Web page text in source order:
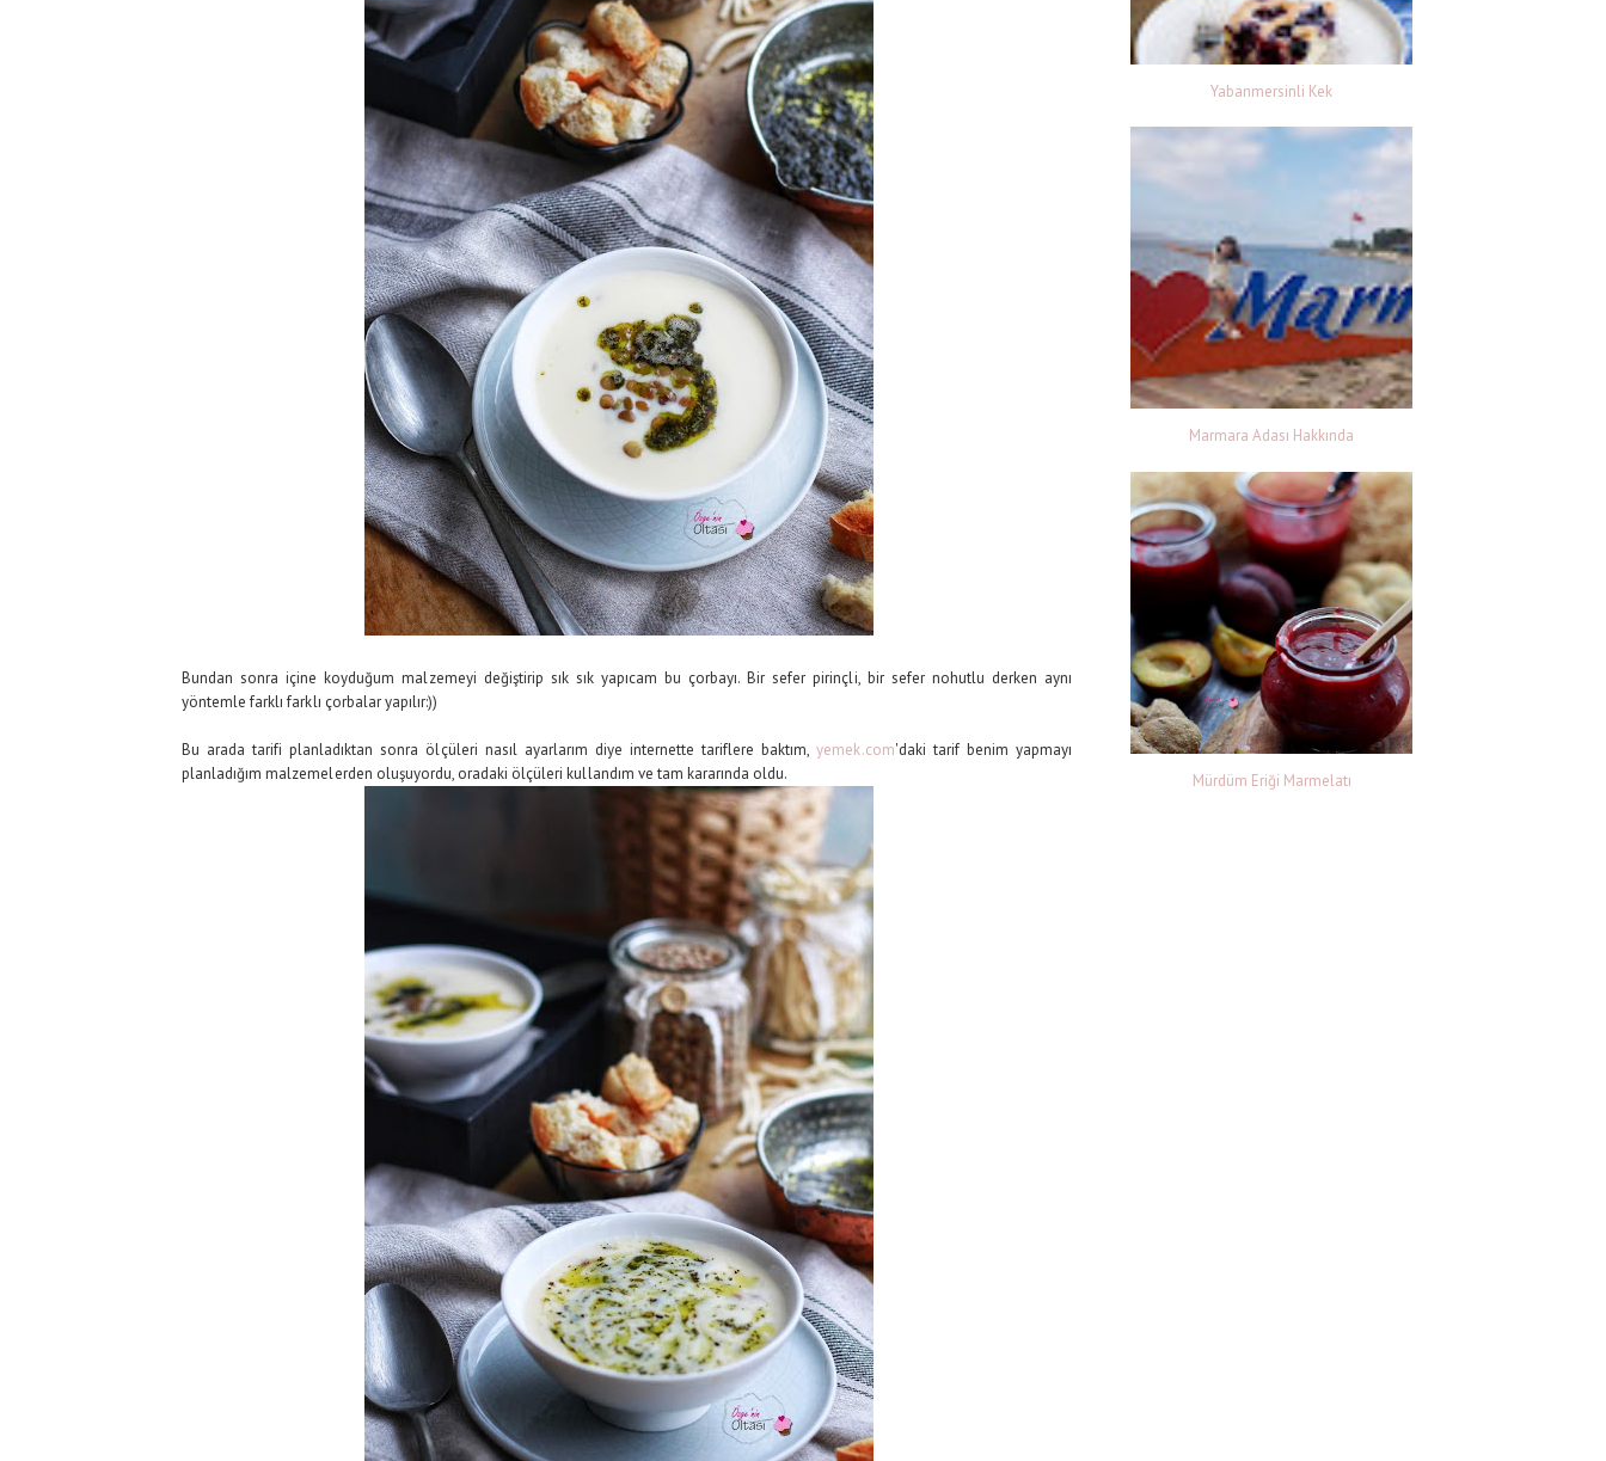
Bundan sonra içine koyduğum malzemeyi değiştirip sık sık yapıcam bu çorbayı. Bir sefer pirinçli, bir sefer nohutlu derken aynı
yöntemle farklı farklı çorbalar yapılır:))
Bu arada tarifi planladıktan sonra ölçüleri nasıl ayarlarım diye internette tariflere baktım,yemek.com'daki tarif benim yapmayı
planladığım malzemelerden oluşuyordu, oradaki ölçüleri kullandım ve tam kararında oldu.
Yabanmersinli Kek
Marmara Adası Hakkında
Mürdüm Eriği Marmelatı